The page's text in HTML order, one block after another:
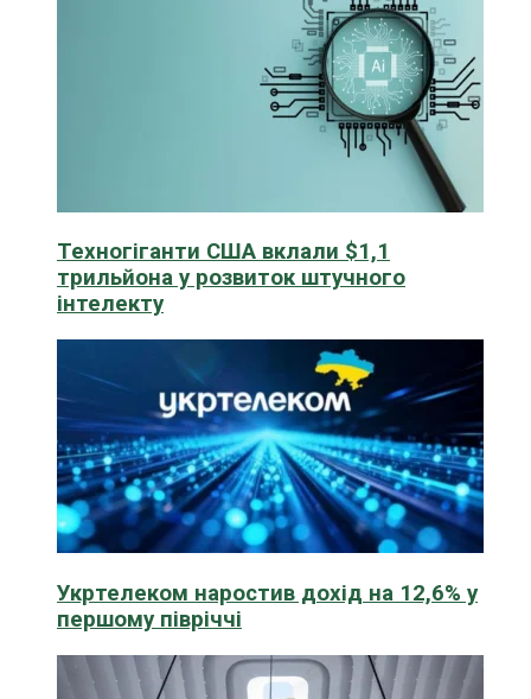
Техногіганти США вклали $1,1
трильйона у розвиток штучного
інтелекту
Укртелеком наростив дохід на 12,6% у
першому півріччі